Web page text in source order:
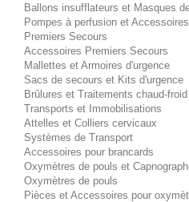
Ballons insufflateurs et Masques
Pompes à perfusion et Accessoires
Premiers Secours
Accessoires Premiers Secours
Mallettes et Armoires d'urgence
Sacs de secours et Kits d'urgence
Brûlures et Traitements chaud-froid
Transports et Immobilisations
Attelles et Colliers cervicaux
Systèmes de Transport
Accessoires pour brancards
Oxymètres de pouls et
Oxymètres de pouls
Pièces et Accessoires pour